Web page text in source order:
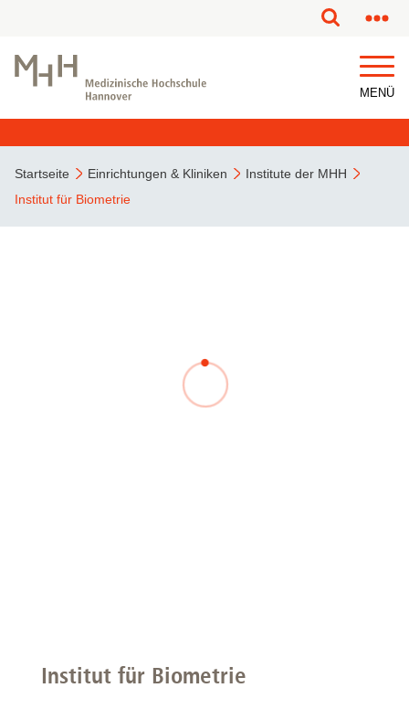
MENÜ
Startseite Einrichtungen & Kliniken
Institute der MHH
Institut für Biometrie
Institut für Biometrie